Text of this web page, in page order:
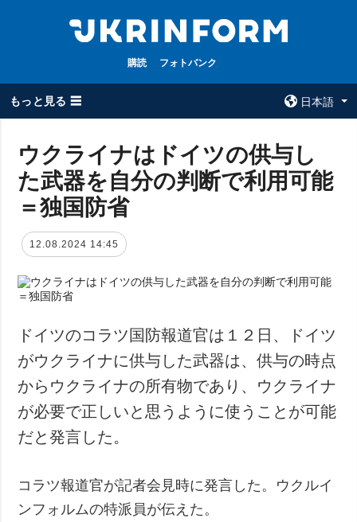
購読 フォトバンク
もっと見る ☰
日本語
全てのトピック
戦争
政治
経済・復興
防衛
社会・文化
スポーツ
犯罪
事故・緊急事態
ウクルインフォ
ルム
追加
インタビュー
写真
フォトバンク
ウクライナはドイツの供与し
た武器を自分の判断で利用可能
＝独国防省
12.08.2024 14:45
ドイツのコラツ国防報道官は１２日、ドイツ
がウクライナに供与した武器は、供与の時点
からウクライナの所有物であり、ウクライナ
が必要で正しいと思うように使うことが可能
だと発言した。
コラツ報道官が記者会見時に発言した。ウクルイ
ンフォルムの特派員が伝えた。